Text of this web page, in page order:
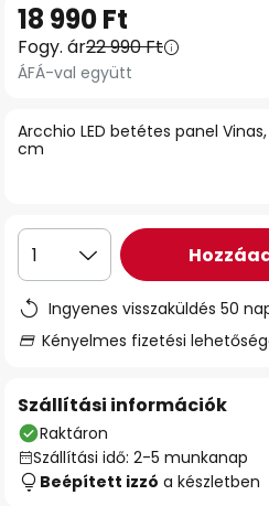
képgaléria
elejére
Arcchio LED betétes panel
cm
18 990 Ft
Fogy. ár22 990 Ft
ÁFÁ-val együtt
1
Ingyenes visszaküldés 50
Kényelmes fizetési
Szállítási információk
Raktáron
Szállítási idő: 2-5 munkanap
Beépített izzó a készletben